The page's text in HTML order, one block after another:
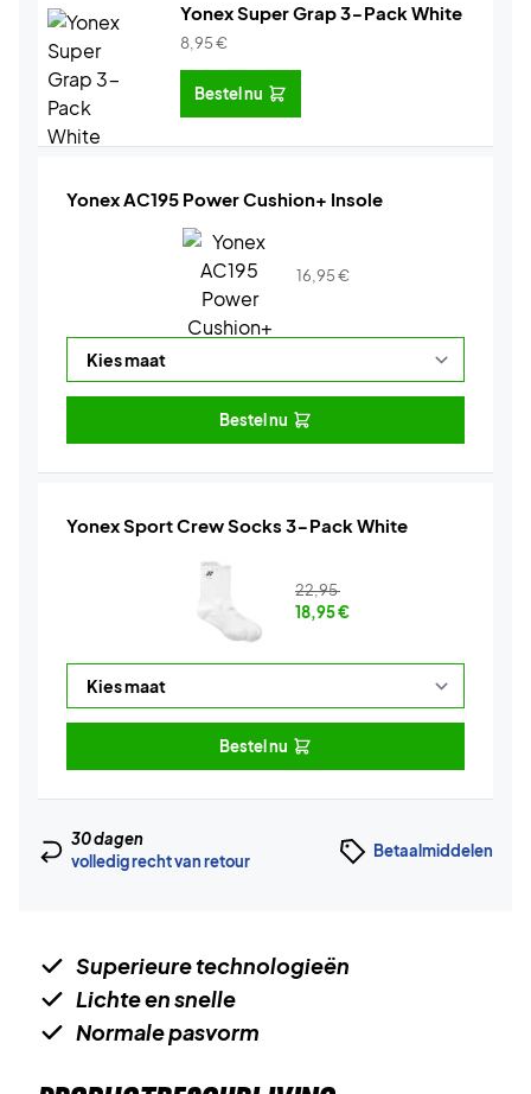
Yonex Super Grap 3-Pack White
8,95€
Bestel nu
Yonex AC195 Power Cushion+ Insole
16,95€
Bestel nu
Yonex Sport Crew Socks 3-Pack White
22,95
18,95€
Bestel nu
30 dagen
volledig recht van retour
Betaalmiddelen
Superieure technologieën
Lichte en snelle
Normale pasvorm